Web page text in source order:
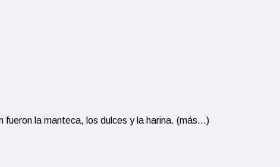
fueron la manteca, los dulces y la harina. (más…)